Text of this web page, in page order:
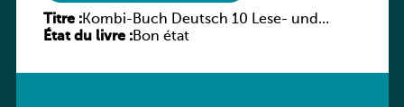
Titre :Kombi-Buch Deutsch 10 Lese- und
Sprachbuch
État du livre :Bon état